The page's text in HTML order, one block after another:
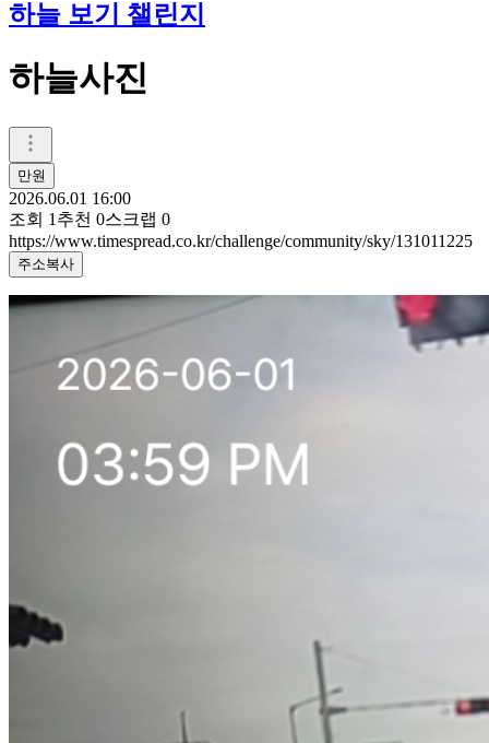
하늘 보기 챌린지
하늘사진
만원
2026.06.01 16:00
조회 1 추천 0스크랩 0
https://www.timespread.co.kr/challenge/community/sky/131011225
주소복사